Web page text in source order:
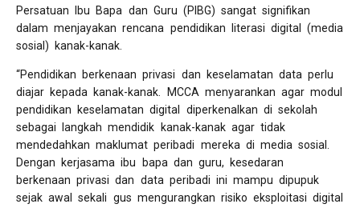
Persatuan Ibu Bapa dan Guru (PIBG) sangat signifikan
dalam menjayakan rencana pendidikan literasi digital (media
sosial) kanak-kanak.
“Pendidikan berkenaan privasi dan keselamatan data perlu
diajar kepada kanak-kanak. MCCA menyarankan agar modul
pendidikan keselamatan digital diperkenalkan di sekolah
sebagai langkah mendidik kanak-kanak agar tidak
mendedahkan maklumat peribadi mereka di media sosial.
Dengan kerjasama ibu bapa dan guru, kesedaran
berkenaan privasi dan data peribadi ini mampu dipupuk
sejak awal sekali gus mengurangkan risiko eksploitasi digital